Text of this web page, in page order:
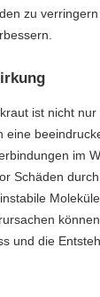
zu
ist nicht nur
eine
im
Schäden
und die